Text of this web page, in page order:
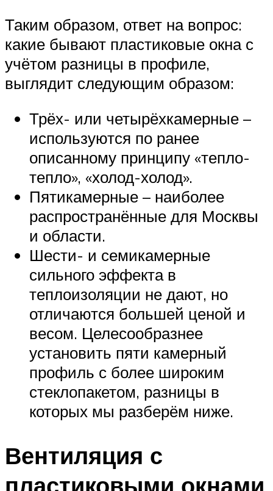
Таким образом, ответ на вопрос:
какие бывают пластиковые окна с
учётом разницы в профиле,
выглядит следующим образом:
Трёх- или четырёхкамерные –
используются по ранее
описанному принципу «тепло-
тепло», «холод-холод».
Пятикамерные – наиболее
распространённые для Москвы
и области.
Шести- и семикамерные
сильного эффекта в
теплоизоляции не дают, но
отличаются большей ценой и
весом. Целесообразнее
установить пяти камерный
профиль с более широким
стеклопакетом, разницы в
которых мы разберём ниже.
Вентиляция с